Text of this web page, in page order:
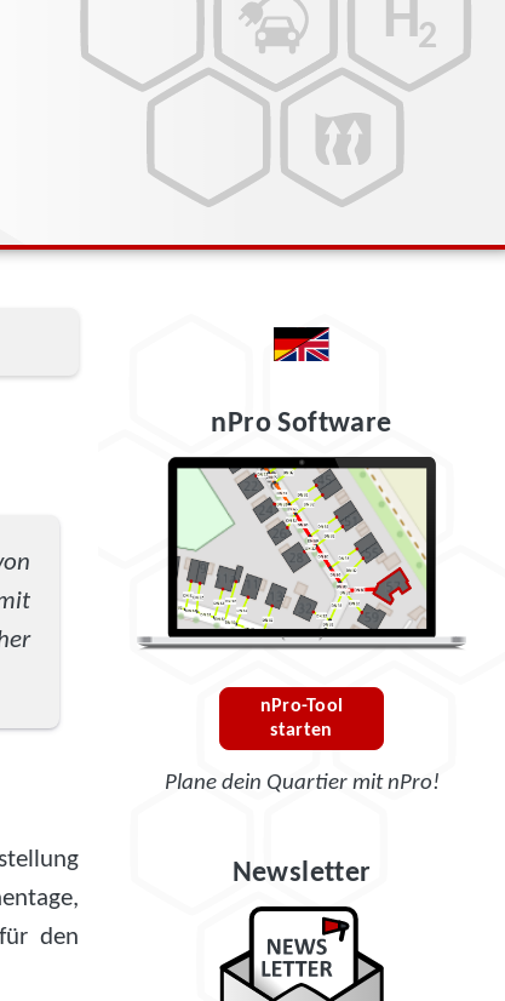
den
nPro Software
nPro-Tool
starten
Plane dein Quartier mit nPro!
Newsletter